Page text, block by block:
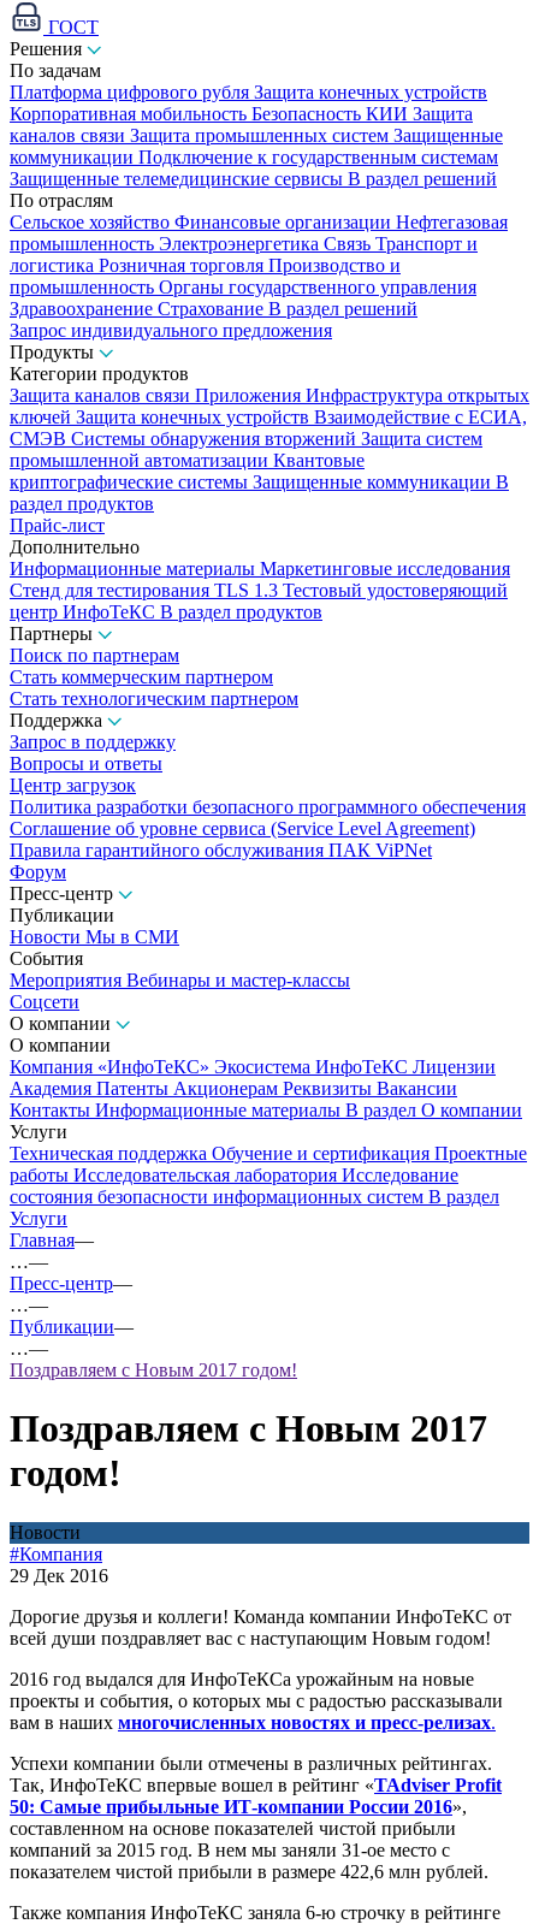
ГОСТ
Решения
По задачам
Платформа цифрового рубля Защита конечных устройств
Корпоративная мобильность Безопасность КИИ Защита
каналов связи Защита промышленных систем Защищенные
коммуникации Подключение к государственным системам
Защищенные телемедицинские сервисы В раздел решений
По отраслям
Сельское хозяйство Финансовые организации Нефтегазовая
промышленность Электроэнергетика Связь Транспорт и
логистика Розничная торговля Производство и
промышленность Органы государственного управления
Здравоохранение Страхование В раздел решений
Запрос индивидуального предложения
Продукты
Категории продуктов
Защита каналов связи Приложения Инфраструктура открытых
ключей Защита конечных устройств Взаимодействие с ЕСИА,
СМЭВ Системы обнаружения вторжений Защита систем
промышленной автоматизации Квантовые
криптографические системы Защищенные коммуникации В
раздел продуктов
Прайс-лист
Дополнительно
Информационные материалы Маркетинговые исследования
Стенд для тестирования TLS 1.3 Тестовый удостоверяющий
центр ИнфоТеКС В раздел продуктов
Партнеры
Поиск по партнерам
Стать коммерческим партнером
Стать технологическим партнером
Поддержка
Запрос в поддержку
Вопросы и ответы
Центр загрузок
Политика разработки безопасного программного обеспечения
Соглашение об уровне сервиса (Service Level Agreement)
Правила гарантийного обслуживания ПАК ViPNet
Форум
Пресс-центр
Публикации
Новости Мы в СМИ
События
Мероприятия Вебинары и мастер-классы
Соцсети
О компании
О компании
Компания «ИнфоТеКС» Экосистема ИнфоТеКС Лицензии
Академия Патенты Акционерам Реквизиты Вакансии
Контакты Информационные материалы В раздел О компании
Услуги
Техническая поддержка Обучение и сертификация Проектные
работы Исследовательская лаборатория Исследование
состояния безопасности информационных систем В раздел
Услуги
Главная—
…—
Пресс-центр—
…—
Публикации—
…—
Поздравляем с Новым 2017 годом!
Поздравляем с Новым 2017
годом!
Новости
#Компания
29 Дек 2016
Дорогие друзья и коллеги! Команда компании ИнфоТеКС от
всей души поздравляет вас с наступающим Новым годом!
2016 год выдался для ИнфоТеКСа урожайным на новые
проекты и события, о которых мы с радостью рассказывали
вам в наших многочисленных новостях и пресс-релизах.
Успехи компании были отмечены в различных рейтингах.
Так, ИнфоТеКС впервые вошел в рейтинг «TAdviser Profit
50: Самые прибыльные ИТ-компании России 2016»,
составленном на основе показателей чистой прибыли
компаний за 2015 год. В нем мы заняли 31-ое место с
показателем чистой прибыли в размере 422,6 млн рублей.
Также компания ИнфоТеКС заняла 6-ю строчку в рейтинге